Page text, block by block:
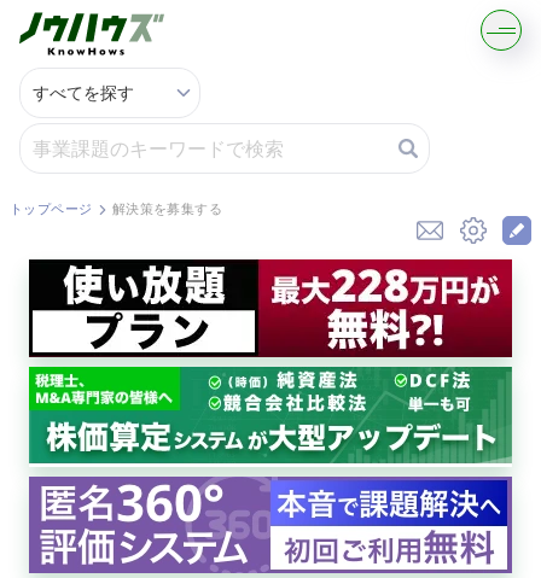
記事・コラムを読む
解決策を募集する
知識を買う／売る
契約書ひな型を探す
専門家に電話する
無料で株価を算定
資本政策を無料でお試し
トップページ 解決策を募集する